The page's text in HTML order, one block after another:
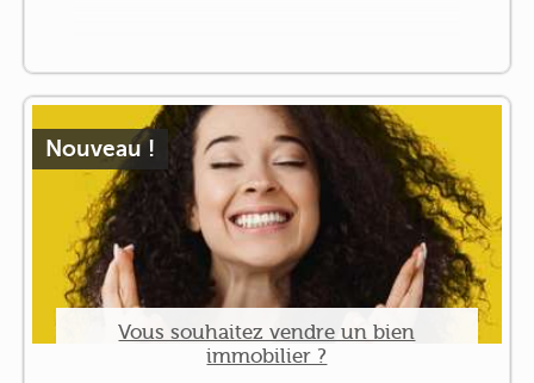
Nouveau !
Vous souhaitez vendre un bien
immobilier ?